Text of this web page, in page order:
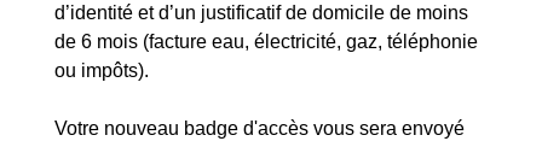
d’identité et d’un justificatif de domicile de moins
de 6 mois (facture eau, électricité, gaz, téléphonie
ou impôts).
Votre nouveau badge d'accès vous sera envoyé